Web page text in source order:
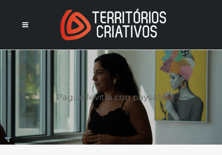
Pague levitra con paysafe